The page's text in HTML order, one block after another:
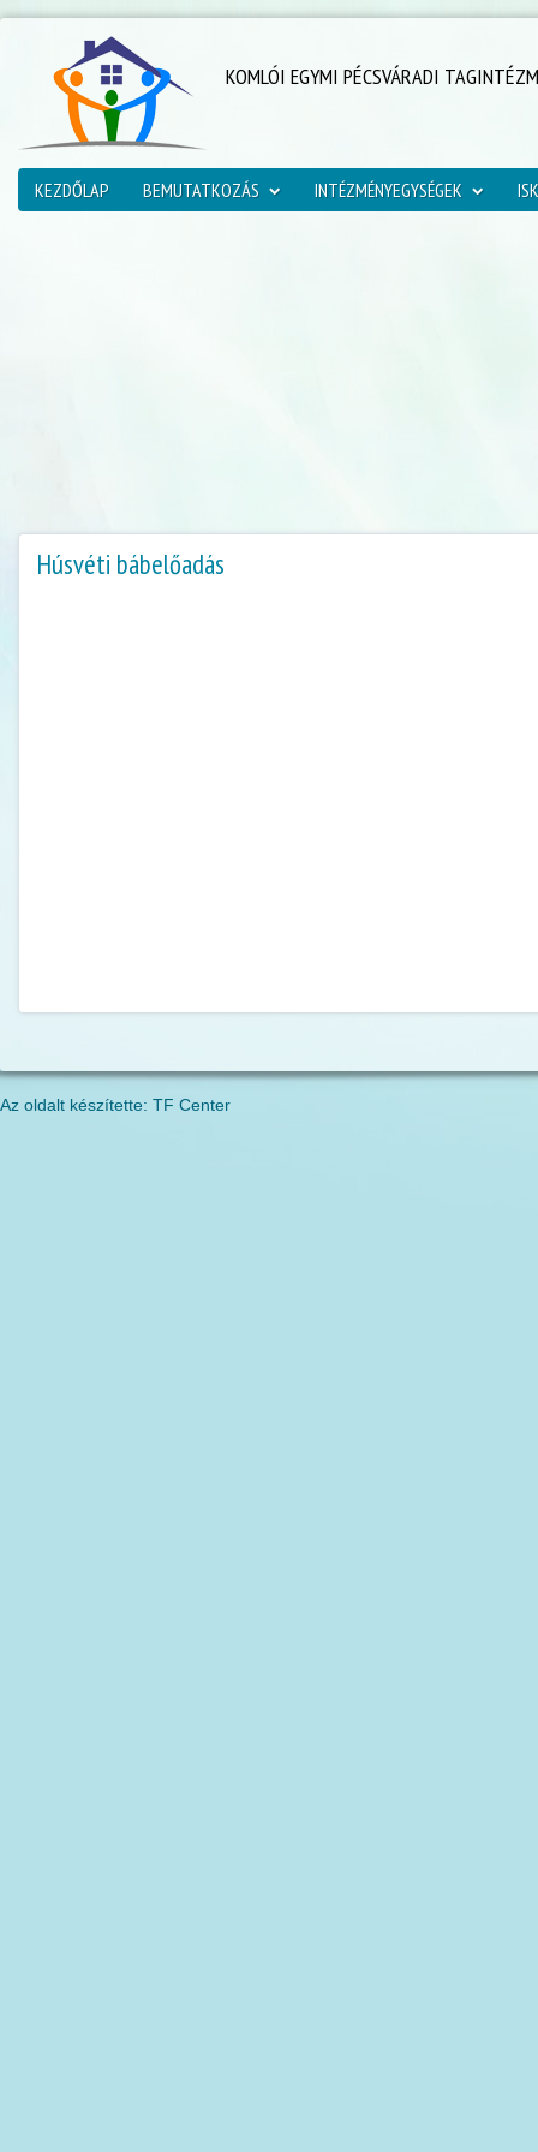
KOMLÓI EGYMI PÉCSVÁRADI
KEZDŐLAP BEMUTATKOZÁS INTÉZMÉNYEGYSÉGEK
Húsvéti bábelőadás
Az oldalt készítette: TF Center